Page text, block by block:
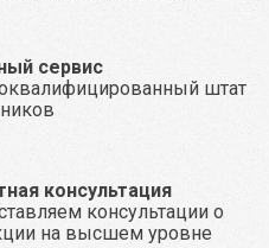
сервис
штат
консультация
консультации о
на высшем уровне